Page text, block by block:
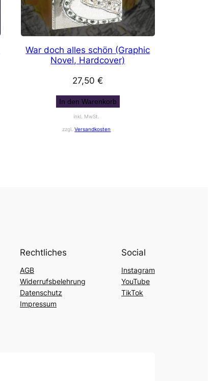
War doch alles schön (Graphic
Novel, Hardcover)
27,50€
In den Warenkorb
inkl. MwSt.
zzgl.Versandkosten
Rechtliches
AGB
Widerrufsbelehrung
Datenschutz
Impressum
Social
Instagram
YouTube
TikTok